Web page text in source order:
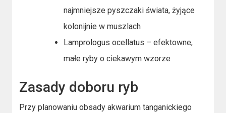
najmniejsze pyszczaki świata, żyjące
kolonijnie w muszlach
Lamprologus ocellatus – efektowne,
małe ryby o ciekawym wzorze
Zasady doboru ryb
Przy planowaniu obsady akwarium tanganickiego